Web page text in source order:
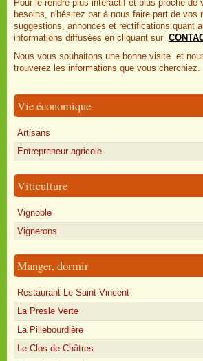
Pour le rendre plus interactif et plus proche de
besoins, n'hésitez par à nous faire part de vos
suggestions, annonces et rectifications quant
informations diffusées en cliquant sur
Nous vous souhaitons une bonne visite et
trouverez les informations que vous cherchiez.
Vie économique
Artisans
Entrepreneur agricole
Viticulture
Vignoble
Vignerons
Manger, dormir
Restaurant Le Saint Vincent
La Presle Verte
La Pillebourdière
Le Clos de Châtres